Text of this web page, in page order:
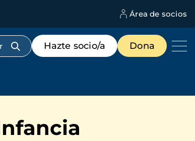
Área de socios
Menú
de
destacados
Hazte socio/a Dona